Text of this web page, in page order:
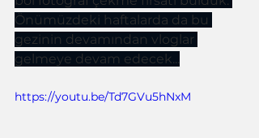
Önümüzdeki haftalarda da bu
gezinin devamından vloglar
gelmeye devam edecek...
https://youtu.be/Td7GVu5hNxM